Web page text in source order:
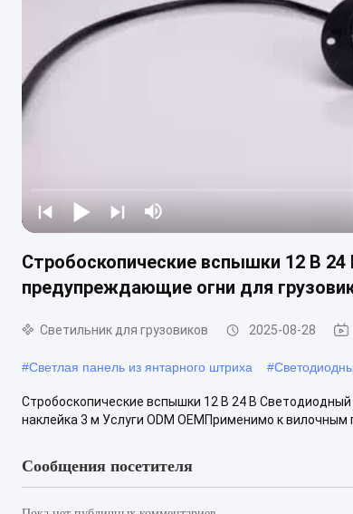
Стробоскопические вспышки 12 В
предупреждающие огни для
Светильник для грузовиков 2025-08-28
#Светлая панель из янтарного штриха #
Стробоскопические вспышки 12 В 24 В
наклейка 3 м Услуги ODM OEMПрименимо к вилочным
Сообщения посетителя